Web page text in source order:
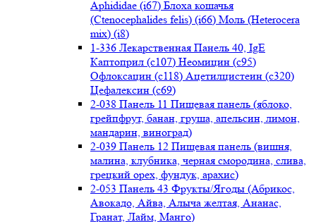
Aphididae (i67) Блоха кошачья
(Ctenocephalides felis) (i66) Моль (Heterocera
mix) (i8)
1-336 Лекарственная Панель 40, IgE
Каптоприл (с107) Неомицин (c95)
Офлоксацин (с118) Ацетилцистеин (с320)
Цефалексин (с69)
2-038 Панель 11 Пищевая панель (яблоко,
грейпфрут, банан, груша, апельсин, лимон,
мандарин, виноград)
2-039 Панель 12 Пищевая панель (вишня,
малина, клубника, черная смородина, слива,
грецкий орех, фундук, арахис)
2-053 Панель 43 Фрукты/Ягоды (Абрикос,
Авокадо, Айва, Алыча желтая, Ананас,
Гранат, Лайм, Манго)